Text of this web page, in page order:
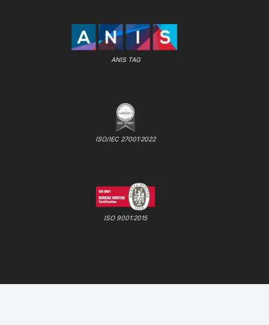
ANIS TAG
ISO/IEC 27001:2022
ISO 9001:2015